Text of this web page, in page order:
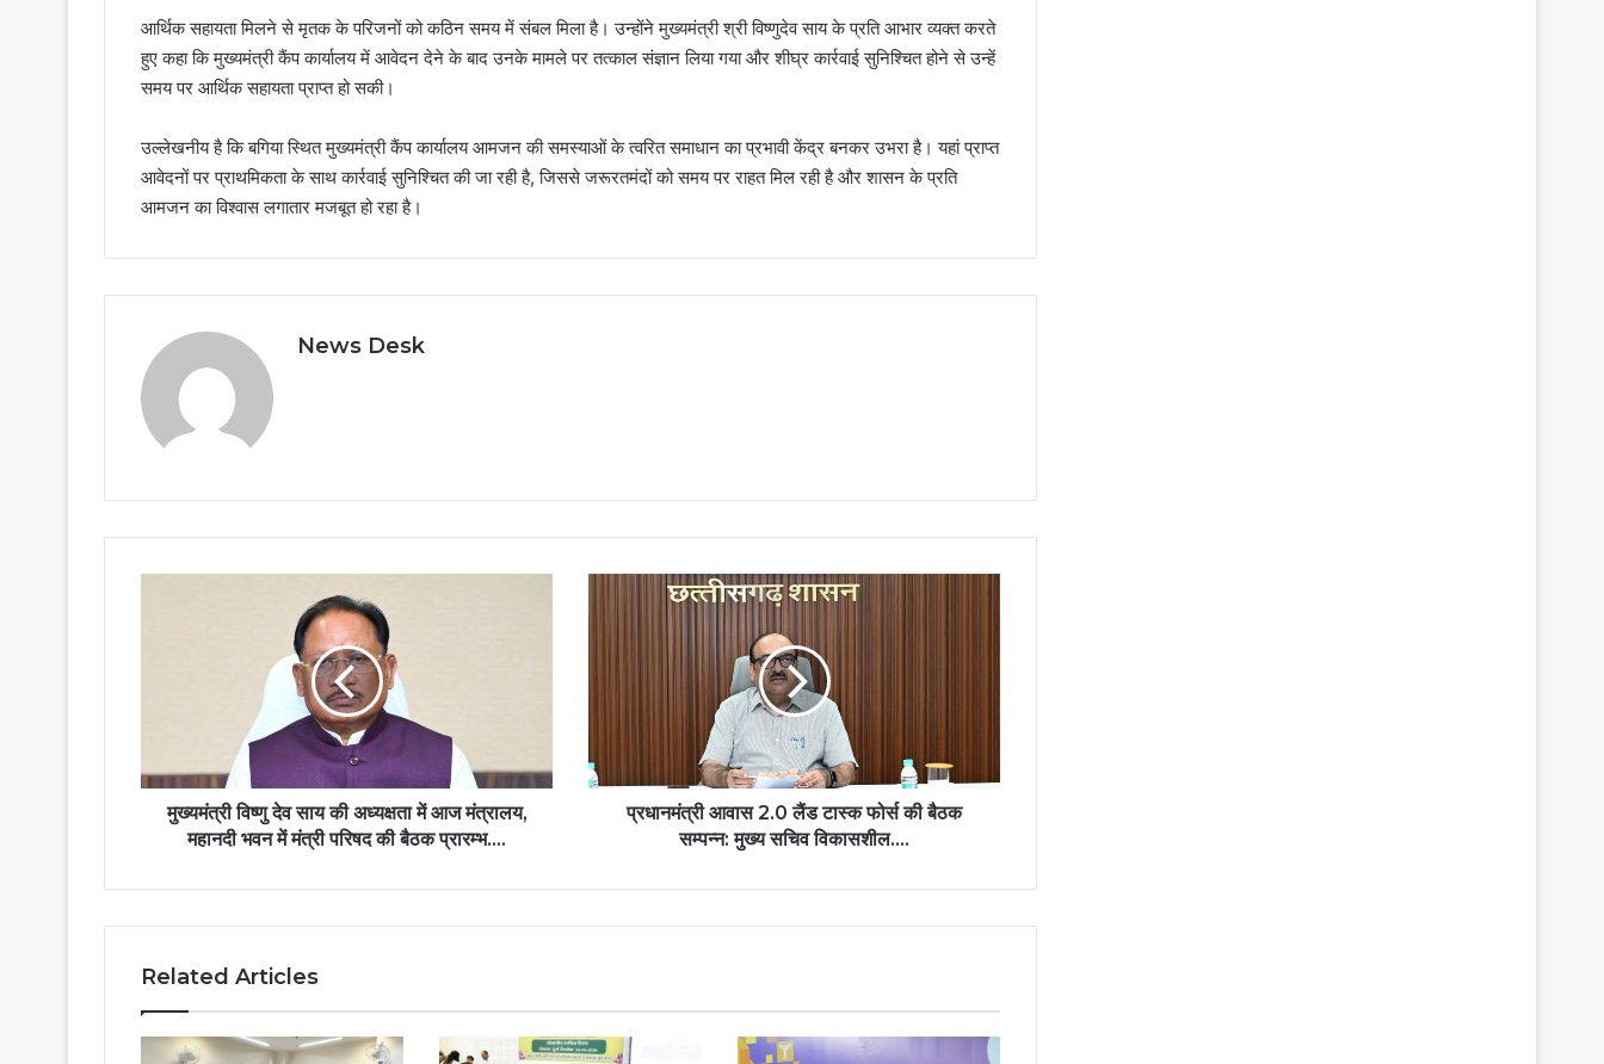
आर्थिक सहायता मिलने से मृतक के परिजनों को कठिन समय में संबल मिला है। उन्होंने मुख्यमंत्री श्री विष्णुदेव साय के प्रति आभार व्यक्त करते
हुए कहा कि मुख्यमंत्री कैंप कार्यालय में आवेदन देने के बाद उनके मामले पर तत्काल संज्ञान लिया गया और शीघ्र कार्रवाई सुनिश्चित होने से उन्हें
समय पर आर्थिक सहायता प्राप्त हो सकी।
उल्लेखनीय है कि बगिया स्थित मुख्यमंत्री कैंप कार्यालय आमजन की समस्याओं के त्वरित समाधान का प्रभावी केंद्र बनकर उभरा है। यहां प्राप्त
आवेदनों पर प्राथमिकता के साथ कार्रवाई सुनिश्चित की जा रही है, जिससे जरूरतमंदों को समय पर राहत मिल रही है और शासन के प्रति
आमजन का विश्वास लगातार मजबूत हो रहा है।
News Desk
मंत्रालय,
महानदी
मंत्री
प्रारम्भ….
मुख्यमंत्री विष्णु देव साय की अध्यक्षता में आज मंत्रालय,
महानदी भवन में मंत्री परिषद की बैठक प्रारम्भ….
बैठक
सम्पन्न:
प्रधानमंत्री आवास 2.0 लैंड टास्क फोर्स की बैठक
सम्पन्न: मुख्य सचिव विकासशील….
Related Articles